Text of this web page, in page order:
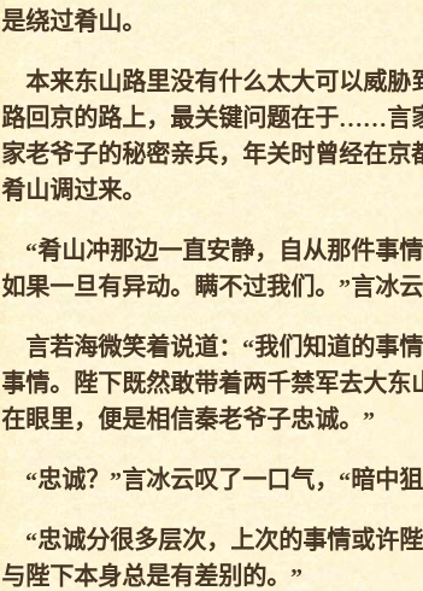
是绕过肴山。
本来东山路里没有什么太大可以威胁
路回京的路上，最关键问题在于……言
家老爷子的秘密亲兵，年关时曾经在
肴山调过来。
“肴山冲那边一直安静，自从那件事
如果一旦有异动。瞒不过我们。”言冰
言若海微笑着说道：“我们知道的事
事情。陛下既然敢带着两千禁军去大
在眼里，便是相信秦老爷子忠诚。”
“忠诚？”言冰云叹了一口气，“暗中
“忠诚分很多层次，上次的事情或许
与陛下本身总是有差别的。”